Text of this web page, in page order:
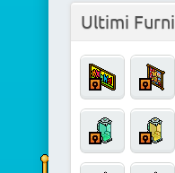
Ultimi Furni